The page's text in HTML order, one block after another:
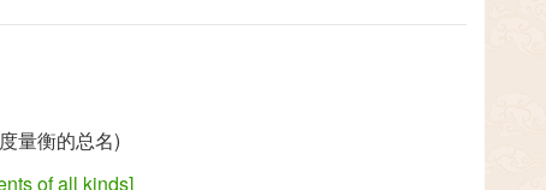
量衡的总名)
of all kinds]